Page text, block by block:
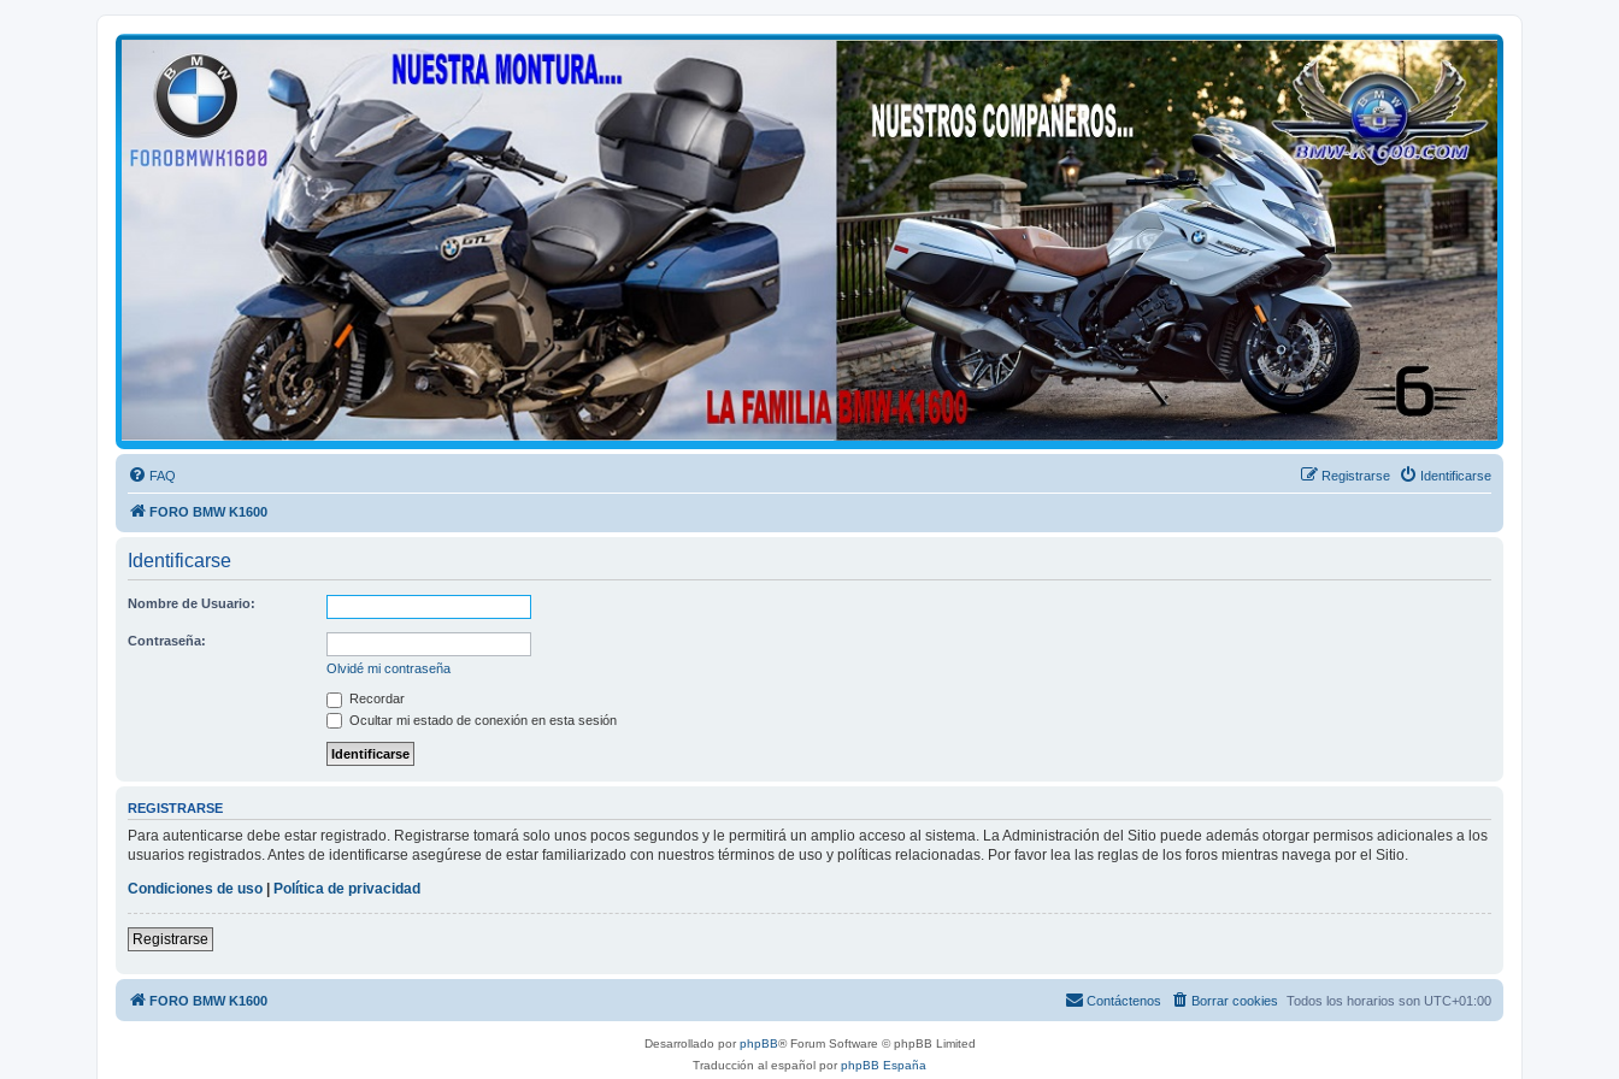
FORO BMW K1600
FORO de MOTOS BMW
FAQ Identificarse
Registrarse
FORO BMW K1600
Identificarse
Nombre de Usuario:
Contraseña:
Olvidé mi contraseña
Recordar
Ocultar mi estado de conexión en esta sesión
REGISTRARSE
Para autenticarse debe estar registrado. Registrarse tomará solo unos pocos segundos y le permitirá un amplio acceso al sistema. La Administración del Sitio puede además otorgar permisos adicionales a los
usuarios registrados. Antes de identificarse asegúrese de estar familiarizado con nuestros términos de uso y políticas relacionadas. Por favor lea las reglas de los foros mientras navega por el Sitio.
Condiciones de uso | Política de privacidad
Registrarse
FORO BMW K1600 Todos los horarios son UTC+01:00
Borrar cookies
Contáctenos
Desarrollado porphpBB® Forum Software © phpBB Limited
Traducción al español porphpBB España